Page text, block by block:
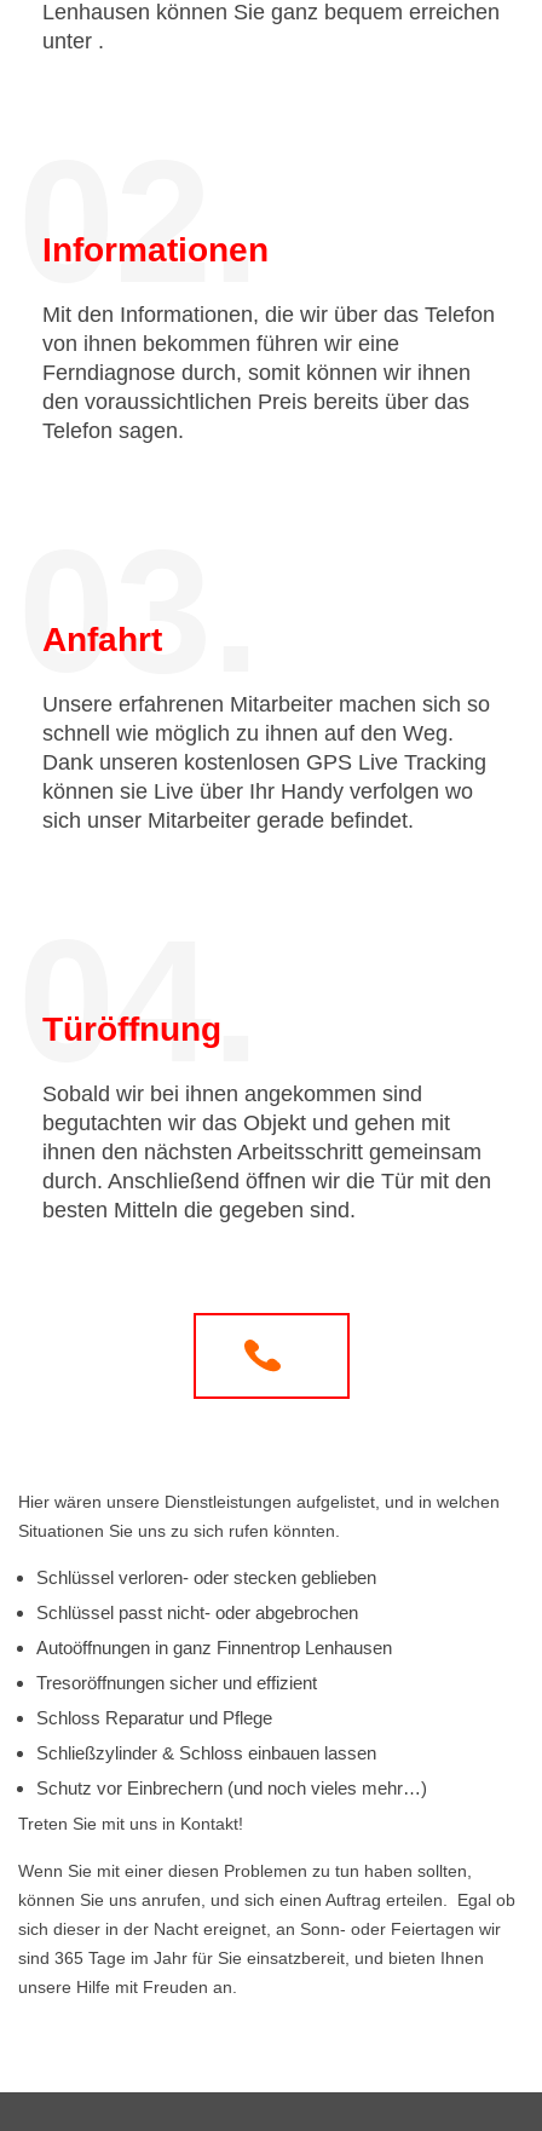
Lenhausen können Sie ganz bequem erreichen
unter .
02.
Informationen
Mit den Informationen, die wir über das Telefon
von ihnen bekommen führen wir eine
Ferndiagnose durch, somit können wir ihnen
den voraussichtlichen Preis bereits über das
Telefon sagen.
03.
Anfahrt
Unsere erfahrenen Mitarbeiter machen sich so
schnell wie möglich zu ihnen auf den Weg.
Dank unseren kostenlosen GPS Live Tracking
können sie Live über Ihr Handy verfolgen wo
sich unser Mitarbeiter gerade befindet.
04.
Türöffnung
Sobald wir bei ihnen angekommen sind
begutachten wir das Objekt und gehen mit
ihnen den nächsten Arbeitsschritt gemeinsam
durch. Anschließend öffnen wir die Tür mit den
besten Mitteln die gegeben sind.
Hier wären unsere Dienstleistungen aufgelistet, und in welchen
Situationen Sie uns zu sich rufen könnten.
Schlüssel verloren- oder stecken geblieben
Schlüssel passt nicht- oder abgebrochen
Autoöffnungen in ganz Finnentrop Lenhausen
Tresoröffnungen sicher und effizient
Schloss Reparatur und Pflege
Schließzylinder & Schloss einbauen lassen
Schutz vor Einbrechern (und noch vieles mehr…)
Treten Sie mit uns in Kontakt!
Wenn Sie mit einer diesen Problemen zu tun haben sollten,
können Sie uns anrufen, und sich einen Auftrag erteilen. Egal ob
sich dieser in der Nacht ereignet, an Sonn- oder Feiertagen wir
sind 365 Tage im Jahr für Sie einsatzbereit, und bieten Ihnen
unsere Hilfe mit Freuden an.